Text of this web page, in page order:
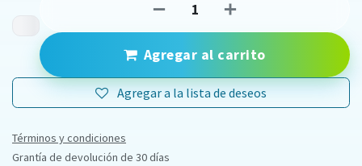
Agregar al carrito
Agregar a la lista de deseos
Términos y condiciones
Grantía de devolución de 30 días